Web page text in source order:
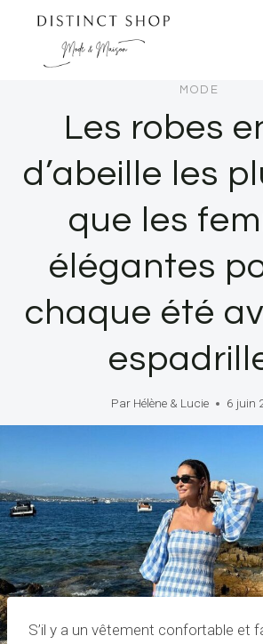
MODE
Les robes
d’abeille les
que les
élégantes
chaque été
Par Hélène & Lucie 6 juin
S’il y a un vêtement confortable et